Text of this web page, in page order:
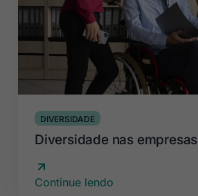
DIVERSIDADE
Diversidade nas empresas
Continue lendo